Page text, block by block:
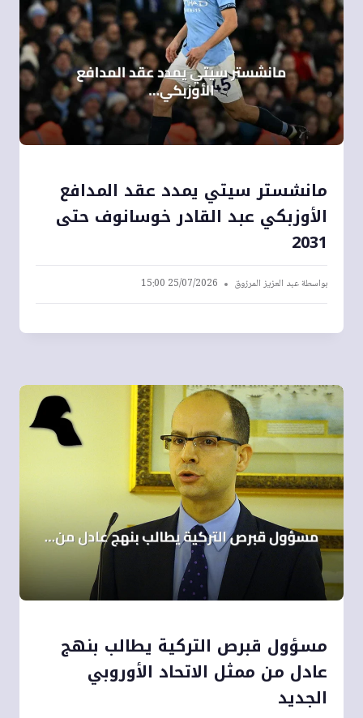
مانشستر سيتي يمدد عقد المدافع
الأوزبكي عبد القادر خوسانوف حتى
2031
بواسطةعبد العزيز المرزوق 25/07/2026 15:00
مسؤول قبرص التركية يطالب بنهج
عادل من ممثل الاتحاد الأوروبي
الجديد